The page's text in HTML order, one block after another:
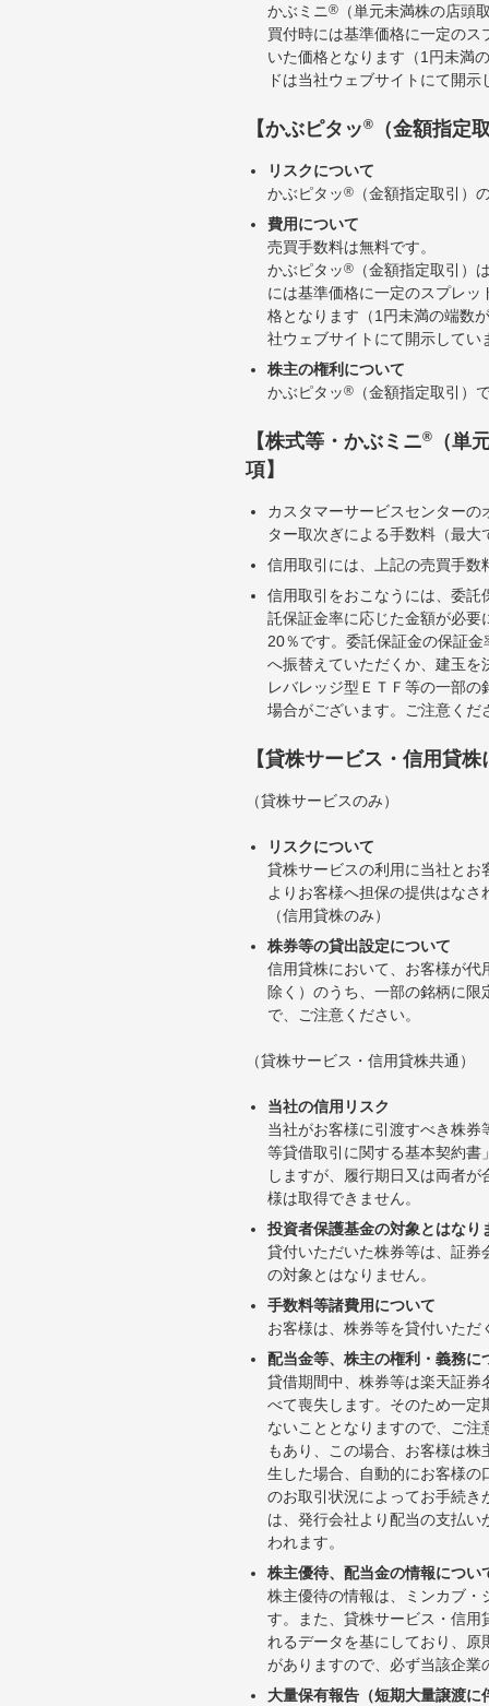
かぶミニ®
（単元未満株の店頭
買付時には基準価格に一定の
いた価格となります（1円未満
ドは当社ウェブサイトにて開
【かぶピタッ® （金額指定
リスクについて
かぶピタッ®
（金額指定取引）
費用について
売買手数料は無料です。
かぶピタッ®
（金額指定取引）
には基準価格に一定のスプレ
格となります（1円未満の端数
社ウェブサイトにて開示して
株主の権利について
かぶピタッ® （金額指定取引）
【株式等・かぶミニ®
（単
項】
カスタマーサービスセンター
ター取次ぎによる手数料（最
信用取引には、上記の売買手
信用取引をおこなうには、委
託保証金率に応じた金額が必
20％です。委託保証金の保証
へ振替えていただくか、建玉
レバレッジ型ＥＴＦ等の一部
場合がございます。ご注意くだ
【貸株サービス・信用貸
（貸株サービスのみ）
リスクについて
貸株サービスの利用に当社と
よりお客様へ担保の提供はな
（信用貸株のみ）
株券等の貸出設定について
信用貸株において、お客様が
除く）のうち、一部の銘柄に
で、ご注意ください。
（貸株サービス・信用貸株共通）
当社の信用リスク
当社がお客様に引渡すべき株
等貸借取引に関する基本契約
しますが、履行期日又は両者
様は取得できません。
投資者保護基金の対象とはなり
貸付いただいた株券等は、証
の対象とはなりません。
手数料等諸費用について
お客様は、株券等を貸付いた
配当金等、株主の権利・義務に
貸借期間中、株券等は楽天証
べて喪失します。そのため一
ないこととなりますので、ご
もあり、この場合、お客様は
生した場合、自動的にお客様
のお取引状況によってお手続
は、発行会社より配当の支払
われます。
株主優待、配当金の情報につい
株主優待の情報は、ミンカブ
す。また、貸株サービス・信
れるデータを基にしており、
がありますので、必ず当該企
大量保有報告（短期大量譲渡